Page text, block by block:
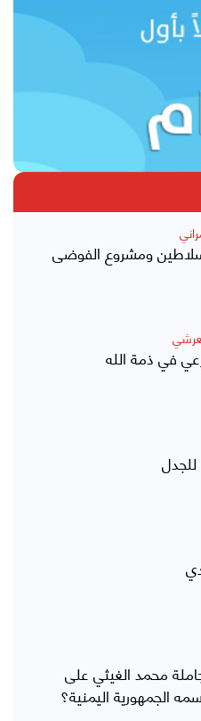
ومشروع الفوضى
في ذمة الله
محمد الغيثي على
الجمهورية اليمنية؟